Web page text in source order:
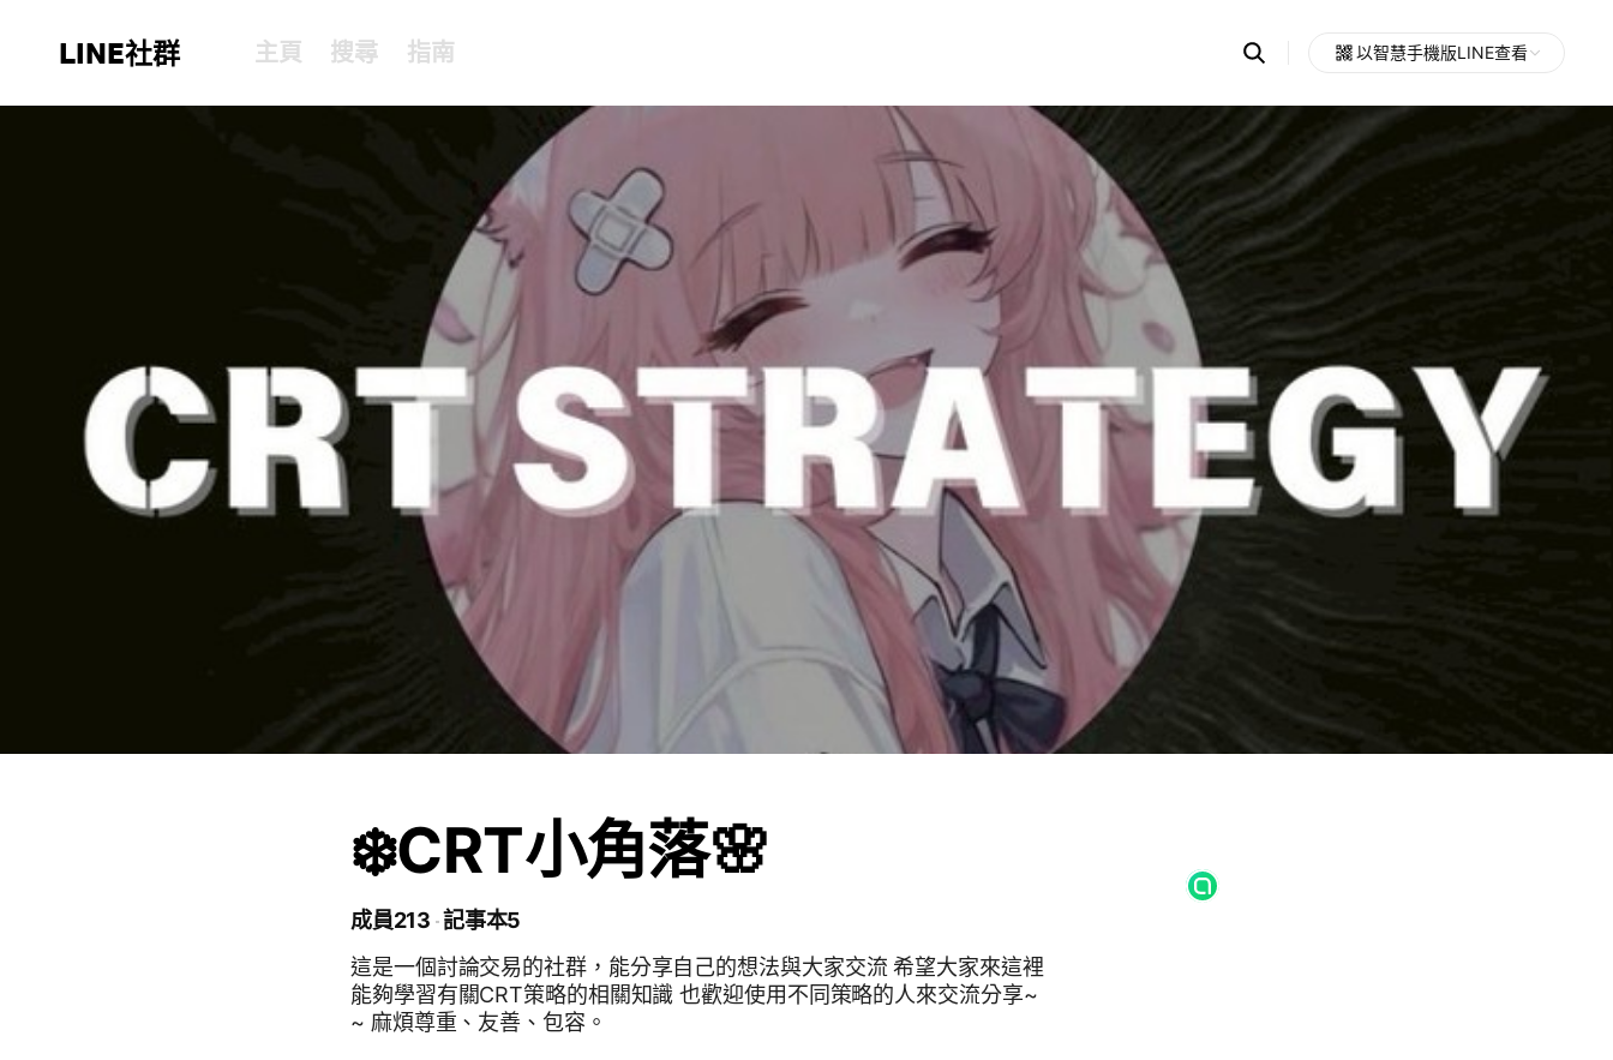
LINE社群 主頁 搜尋 指南 Search
OpenChats
messages
search
area
以智慧手機版LINE查看
❄️CRT小角落🌸
成員213 記事本5
這是一個討論交易的社群，能分享自己的想法與大家交流 希望大家來這裡
能夠學習有關CRT策略的相關知識 也歡迎使用不同策略的人來交流分享~
~ 麻煩尊重、友善、包容。